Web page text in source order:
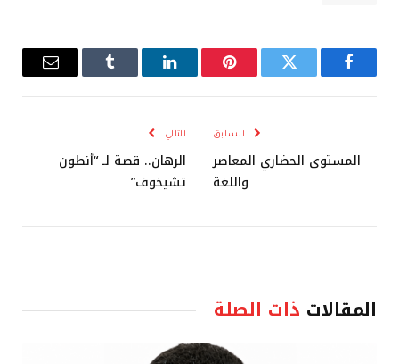
فيسبوك تويتر بينتيريستلينكدإن Tumblr
البريد
السابق
المستوى الحضاري المعاصر
واللغة
التالي
الرهان.. قصة لـ “أنطون
تشيخوف”
المقالات ذات الصلة